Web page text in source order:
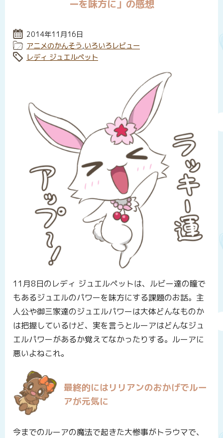
ーを味方に」の感想
投稿日:
2014年11月16日
カテゴリー:
アニメのかんそう,いろいろレビュー
タグ:
レディ ジュエルペット
11月8日のレディ ジュエルペットは、ルビー達の瞳で
もあるジュエルのパワーを味方にする課題のお話。主
人公や御三家達のジュエルパワーは大体どんなものか
は把握しているけど、実を言うとルーアはどんなジュ
エルパワーがあるか覚えてなかったりする。ルーアに
悪いよねこれ。
最終的にはリリアンのおかげでルー
アが元気に
今までのルーアの魔法で起きた大惨事がトラウマで、